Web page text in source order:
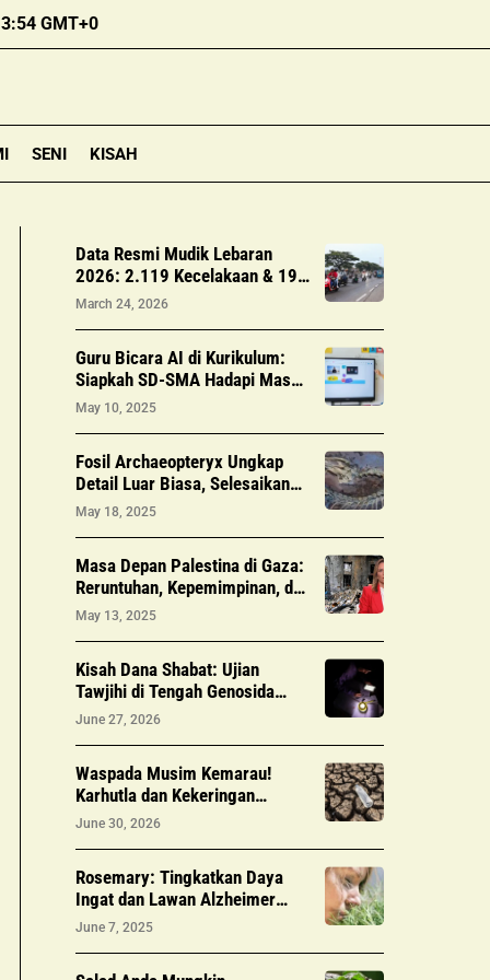
GMT+0
SENI KISAH
Data Resmi Mudik Lebaran
2026: 2.119 Kecelakaan & 190
Korban Meninggal Dunia
March 24, 2026
Guru Bicara AI di Kurikulum:
Siapkah SD-SMA Hadapi Masa
Depan?
May 10, 2025
Fosil Archaeopteryx Ungkap
Detail Luar Biasa, Selesaikan
Perdebatan Penerbangan
May 18, 2025
Masa Depan Palestina di Gaza:
Reruntuhan, Kepemimpinan, dan
Harapan
May 13, 2025
Kisah Dana Shabat: Ujian
Tawjihi di Tengah Genosida
Gaza, Berjuang Demi Mimpi
June 27, 2026
Waspada Musim Kemarau!
Karhutla dan Kekeringan
Meluas di Sejumlah Wilayah, Ini
June 30, 2026
Rosemary: Tingkatkan Daya
Ingat dan Lawan Alzheimer
Secara Alami
June 7, 2025